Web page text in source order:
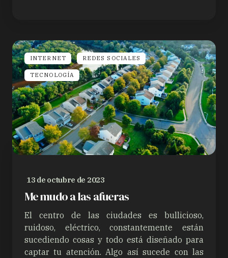
INTERNET REDES SOCIALES
TECNOLOGÍA
13 de octubre de 2023
Me mudo a las afueras
El centro de las ciudades es bullicioso,
ruidoso, eléctrico, constantemente están
sucediendo cosas y todo está diseñado para
captar tu atención. Algo así sucede con las